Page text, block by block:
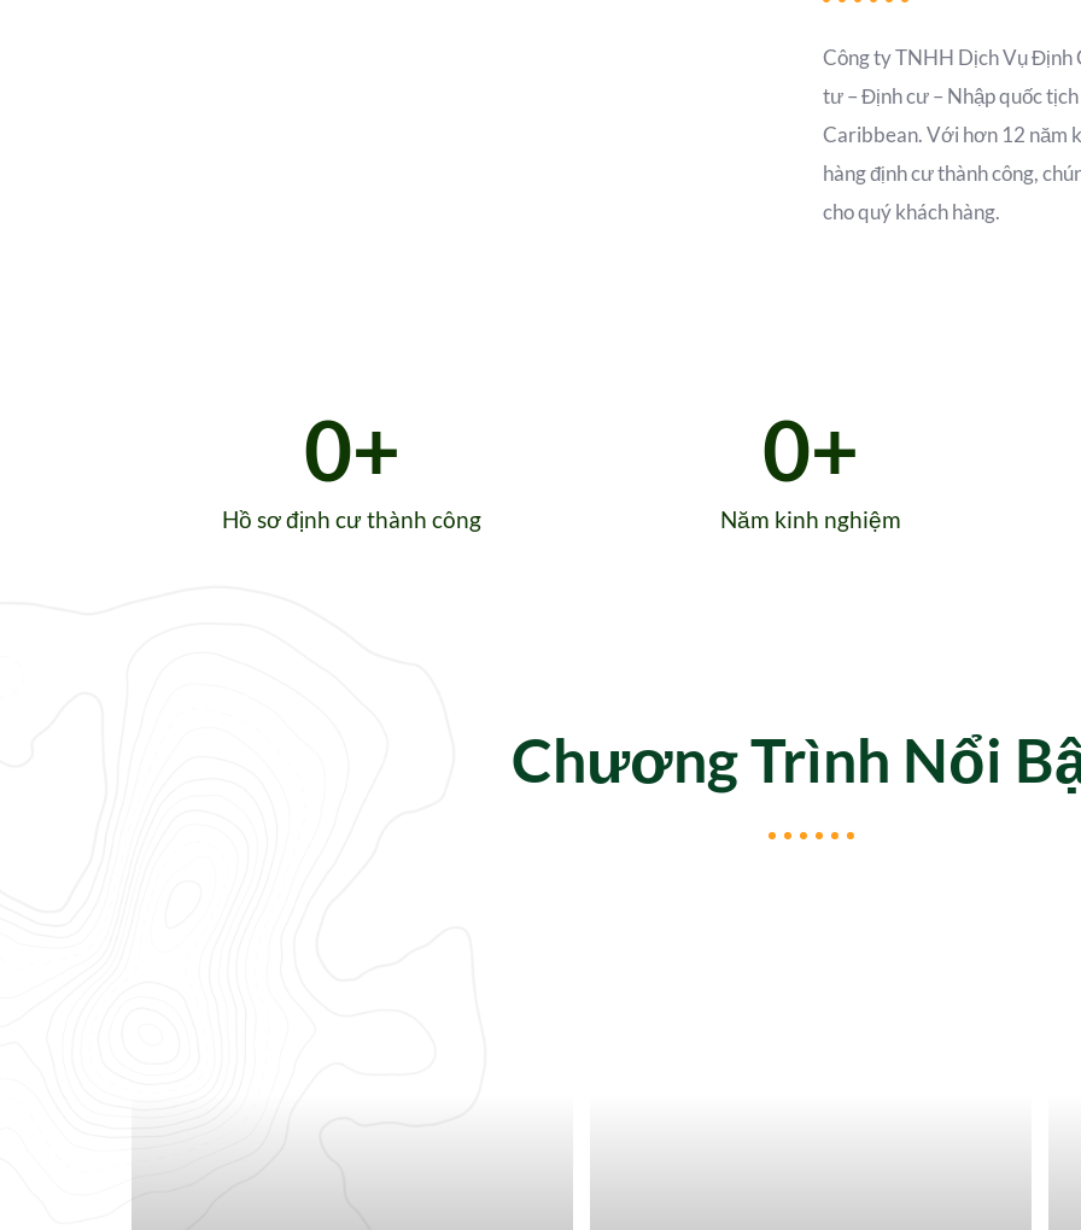
Công ty TNHH Dịch Vụ Định
tư – Định cư – Nhập quốc
Caribbean. Với hơn 12 năm
hàng định cư thành công,
cho quý khách hàng.
0+
Hồ sơ định cư thành công
0+
Năm kinh nghiệm
Chương Trình Nổi